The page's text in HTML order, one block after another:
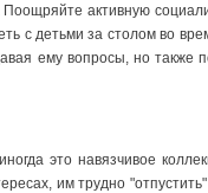
активную
с детьми за столом во
ему вопросы, но
это навязчивое
им трудно